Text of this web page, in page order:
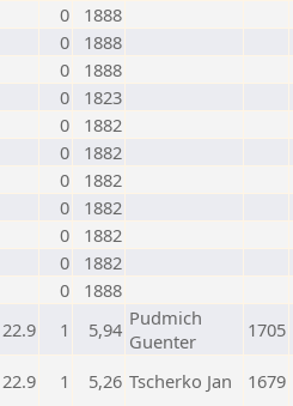
0
1888
0
1888
0
1888
0
1823
0
1882
0
1882
0
1882
0
1882
0
1882
0
1882
0
1888
22.9 1 5,94 Pudmich
Guenter
1705
22.9 1 5,26 Tscherko Jan 1679